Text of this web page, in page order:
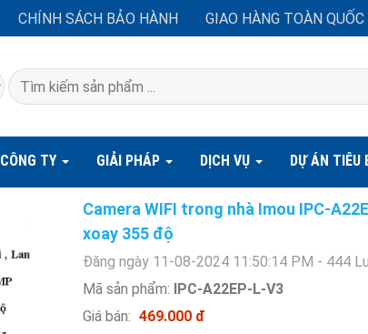
CHÍNH SÁCH BẢO HÀNH GIAO HÀNG TOÀN QUỐC
Tìm
kiếm:
CÔNG TY GIẢI PHÁP DỊCH VỤ DỰ ÁN TIÊU
Camera WIFI trong nhà Imou IPC-
xoay 355 độ
Đăng ngày 11-08-2024 11:50:14 PM - 444
Mã sản phẩm: IPC-A22EP-L-V3
Giá bán: 469.000 đ